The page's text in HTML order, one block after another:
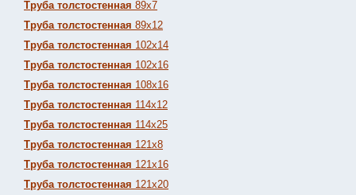
Труба толстостенная 89х7
Труба толстостенная 89х12
Труба толстостенная 102х14
Труба толстостенная 102х16
Труба толстостенная 108х16
Труба толстостенная 114х12
Труба толстостенная 114х25
Труба толстостенная 121х8
Труба толстостенная 121х16
Труба толстостенная 121х20